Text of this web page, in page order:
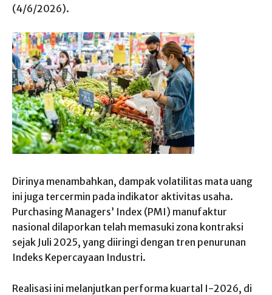
(4/6/2026).
Dirinya menambahkan, dampak volatilitas mata uang
ini juga tercermin pada indikator aktivitas usaha.
Purchasing Managers’ Index (PMI) manufaktur
nasional dilaporkan telah memasuki zona kontraksi
sejak Juli 2025, yang diiringi dengan tren penurunan
Indeks Kepercayaan Industri.
Realisasi ini melanjutkan performa kuartal I-2026, di